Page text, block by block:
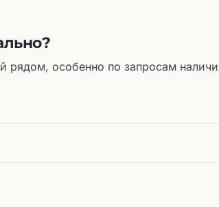
рядом, особенно по запросам